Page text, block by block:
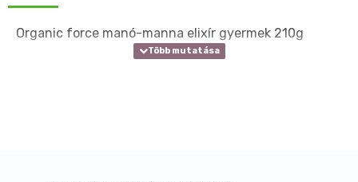
Organic force manó-manna elixír gyermek 210g